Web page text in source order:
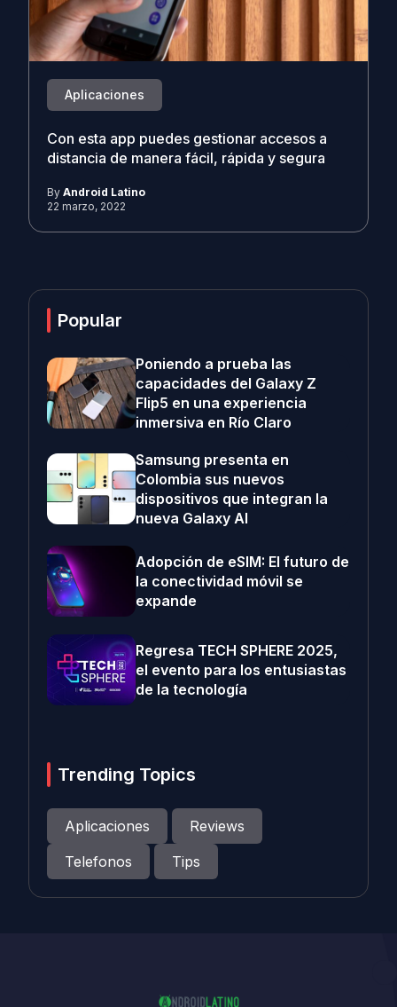
Aplicaciones
Con esta app puedes gestionar accesos a
distancia de manera fácil, rápida y segura
By Android Latino
22 marzo, 2022
Popular
Poniendo a prueba las
capacidades del Galaxy Z
Flip5 en una experiencia
inmersiva en Río Claro
Samsung presenta en
Colombia sus nuevos
dispositivos que integran la
nueva Galaxy AI
Adopción de eSIM: El futuro de
la conectividad móvil se
expande
Regresa TECH SPHERE 2025,
el evento para los entusiastas
de la tecnología
Trending Topics
Aplicaciones
Reviews
Telefonos
Tips